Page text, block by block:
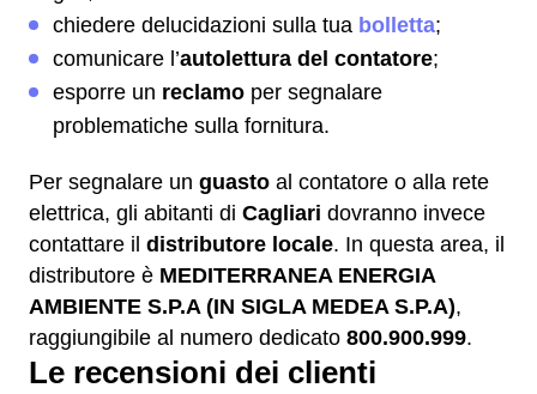
chiedere delucidazioni sulla tua bolletta;
comunicare l’autolettura del contatore;
esporre un reclamo per segnalare
problematiche sulla fornitura.
Per segnalare un guasto al contatore o alla rete
elettrica, gli abitanti di Cagliari dovranno invece
contattare il distributore locale. In questa area, il
distributore è MEDITERRANEA ENERGIA
AMBIENTE S.P.A (IN SIGLA MEDEA S.P.A),
raggiungibile al numero dedicato 800.900.999.
Le recensioni dei clienti